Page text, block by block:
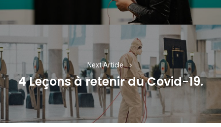
Next Article
Next
post:
4 Leçons à retenir du Covid-19.